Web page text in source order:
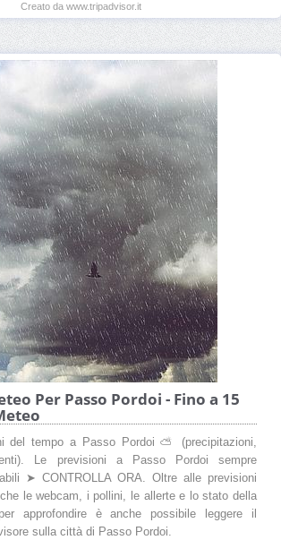
Creato da www.tripadvisor.it
Per Passo Pordoi - Fino a 15
del tempo a Passo Pordoi ⛅ (precipitazioni,
Le previsioni a Passo Pordoi sempre
➤ CONTROLLA ORA. Oltre alle previsioni
le webcam, i pollini, le allerte e lo stato della
approfondire è anche possibile leggere il
sulla città di Passo Pordoi.